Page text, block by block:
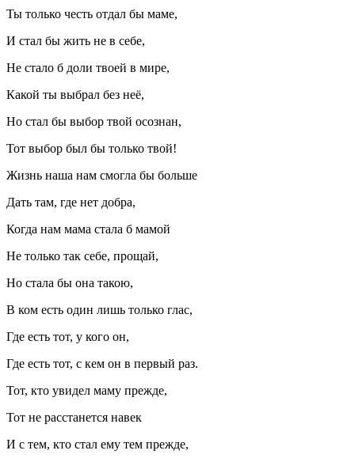
Ты только честь отдал бы маме,
И стал бы жить не в себе,
Не стало б доли твоей в мире,
Какой ты выбрал без неё,
Но стал бы выбор твой осознан,
Тот выбор был бы только твой!
Жизнь наша нам смогла бы больше
Дать там, где нет добра,
Когда нам мама стала б мамой
Не только так себе, прощай,
Но стала бы она такою,
В ком есть один лишь только глас,
Где есть тот, у кого он,
Где есть тот, с кем он в первый раз.
Тот, кто увидел маму прежде,
Тот не расстанется навек
И с тем, кто стал ему тем прежде,